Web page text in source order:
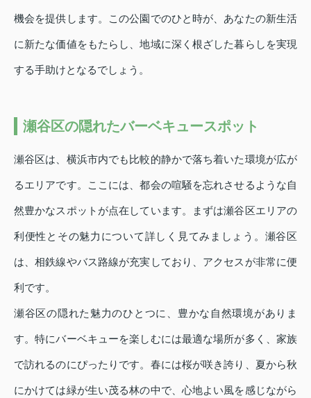
機会を提供します。この公園でのひと時が、あなたの新生活
に新たな価値をもたらし、地域に深く根ざした暮らしを実現
する手助けとなるでしょう。
瀬谷区の隠れたバーベキュースポット
瀬谷区は、横浜市内でも比較的静かで落ち着いた環境が広が
るエリアです。ここには、都会の喧騒を忘れさせるような自
然豊かなスポットが点在しています。まずは瀬谷区エリアの
利便性とその魅力について詳しく見てみましょう。瀬谷区
は、相鉄線やバス路線が充実しており、アクセスが非常に便
利です。
瀬谷区の隠れた魅力のひとつに、豊かな自然環境がありま
す。特にバーベキューを楽しむには最適な場所が多く、家族
で訪れるのにぴったりです。春には桜が咲き誇り、夏から秋
にかけては緑が生い茂る林の中で、心地よい風を感じながら